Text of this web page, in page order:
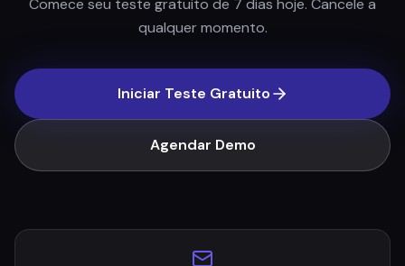
Agendar Demo
Fale Conosco